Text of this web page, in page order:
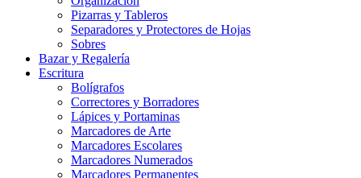
Pizarras y Tableros
Separadores y Protectores de Hojas
Sobres
Bazar y Regalería
Escritura
Bolígrafos
Correctores y Borradores
Lápices y Portaminas
Marcadores de Arte
Marcadores Escolares
Marcadores Numerados
Marcadores Permanentes